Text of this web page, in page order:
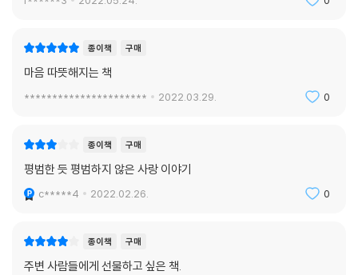
종이책 구매
마음 따뜻해지는 책
********************** 2022.03.29. 0
종이책 구매
평범한 듯 평범하지 않은 사랑 이야기
c*****4 2022.02.26. 0
종이책 구매
주변 사람들에게 선물하고 싶은 책.